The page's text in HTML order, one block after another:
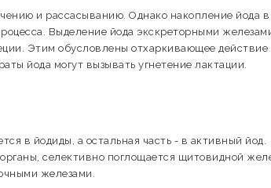
и рассасыванию. Однако накопление йода в
Выделение йода экскреторными
Этим обусловлены отхаркивающее действие
йода могут вызывать угнетение лактации.
в йодиды, а остальная часть - в активный йод.
селективно поглощается щитовидной
железами.